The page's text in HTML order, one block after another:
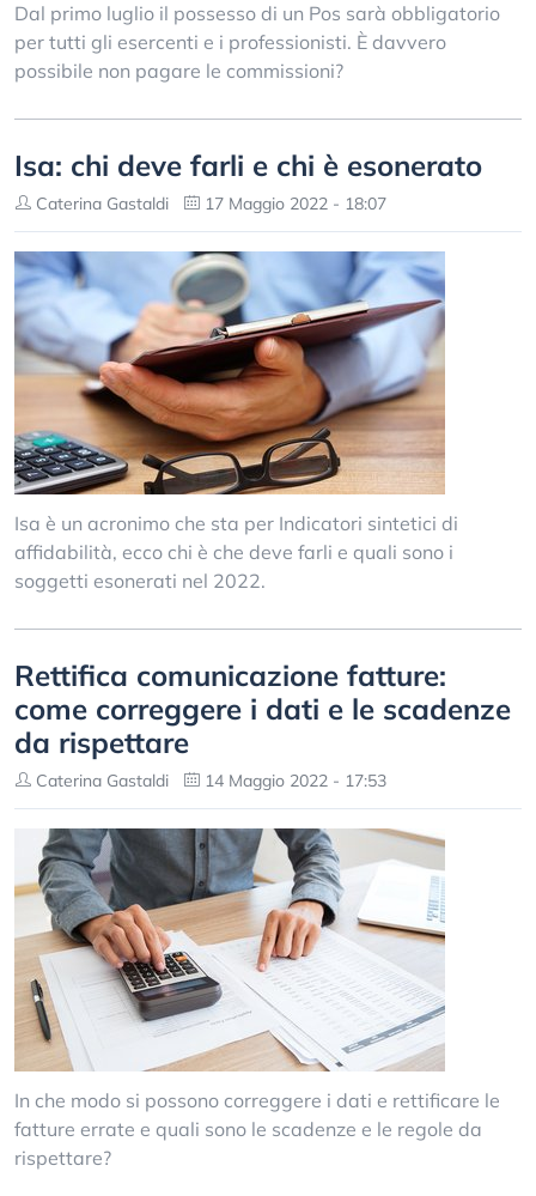
Dal primo luglio il possesso di un Pos sarà obbligatorio
per tutti gli esercenti e i professionisti. È davvero
possibile non pagare le commissioni?
Isa: chi deve farli e chi è esonerato
Caterina Gastaldi 17 Maggio 2022 - 18:07
Isa è un acronimo che sta per Indicatori sintetici di
affidabilità, ecco chi è che deve farli e quali sono i
soggetti esonerati nel 2022.
Rettifica comunicazione fatture:
come correggere i dati e le scadenze
da rispettare
Caterina Gastaldi 14 Maggio 2022 - 17:53
In che modo si possono correggere i dati e rettificare le
fatture errate e quali sono le scadenze e le regole da
rispettare?